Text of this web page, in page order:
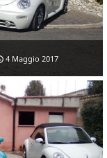
4 Maggio 2017